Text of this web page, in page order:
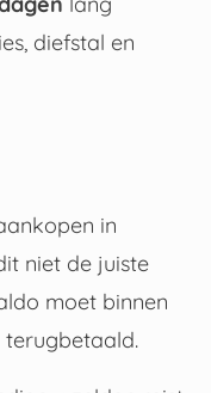
diefstal en
in
niet de juiste
moet binnen
.